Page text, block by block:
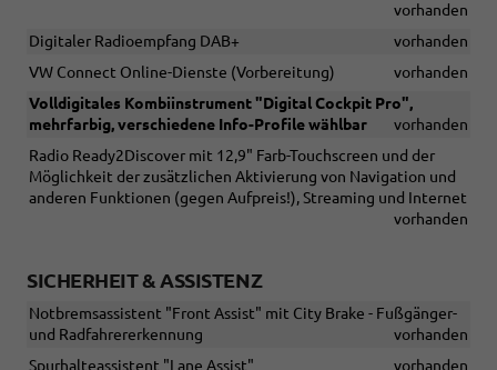
vorhanden
Digitaler Radioempfang DAB+
vorhanden
VW Connect Online-Dienste (Vorbereitung)
vorhanden
Volldigitales Kombiinstrument "Digital Cockpit Pro",
mehrfarbig, verschiedene Info-Profile wählbar
vorhanden
Radio Ready2Discover mit 12,9" Farb-Touchscreen und der
Möglichkeit der zusätzlichen Aktivierung von Navigation und
anderen Funktionen (gegen Aufpreis!), Streaming und Internet
vorhanden
SICHERHEIT & ASSISTENZ
Notbremsassistent "Front Assist" mit City Brake - Fußgänger-
und Radfahrererkennung
vorhanden
Spurhalteassistent "Lane Assist"
vorhanden